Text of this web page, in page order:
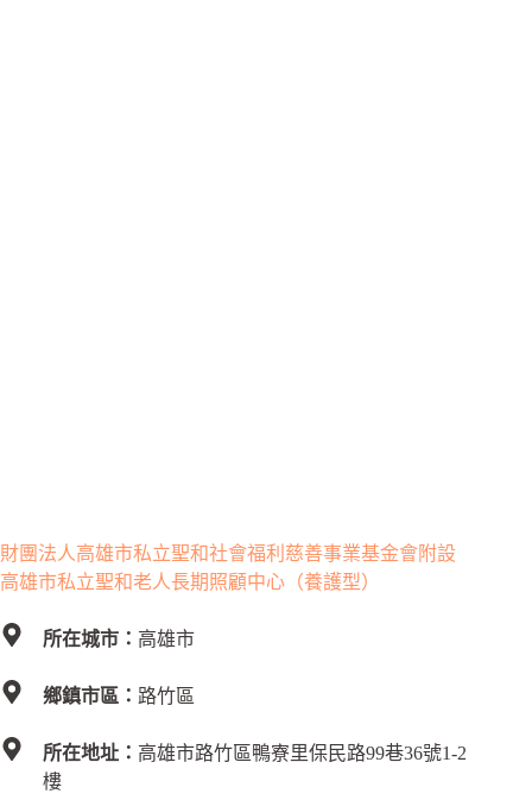
財團法人高雄市私立聖和社會福利慈善事業基金會附設
高雄市私立聖和老人長期照顧中心（養護型）
所在城市： 高雄市
鄉鎮市區： 路竹區
所在地址： 高雄市路竹區鴨寮里保民路99巷36號1-2
樓